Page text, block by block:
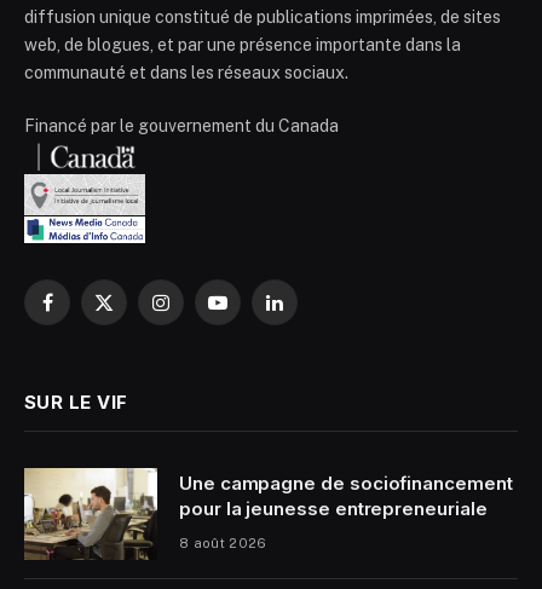
diffusion unique constitué de publications imprimées, de sites
web, de blogues, et par une présence importante dans la
communauté et dans les réseaux sociaux.
Financé par le gouvernement du Canada
Facebook
X
InstagramYouTubeLinkedIn
SUR LE VIF
Une campagne de sociofinancement
pour la jeunesse entrepreneuriale
8 août 2026